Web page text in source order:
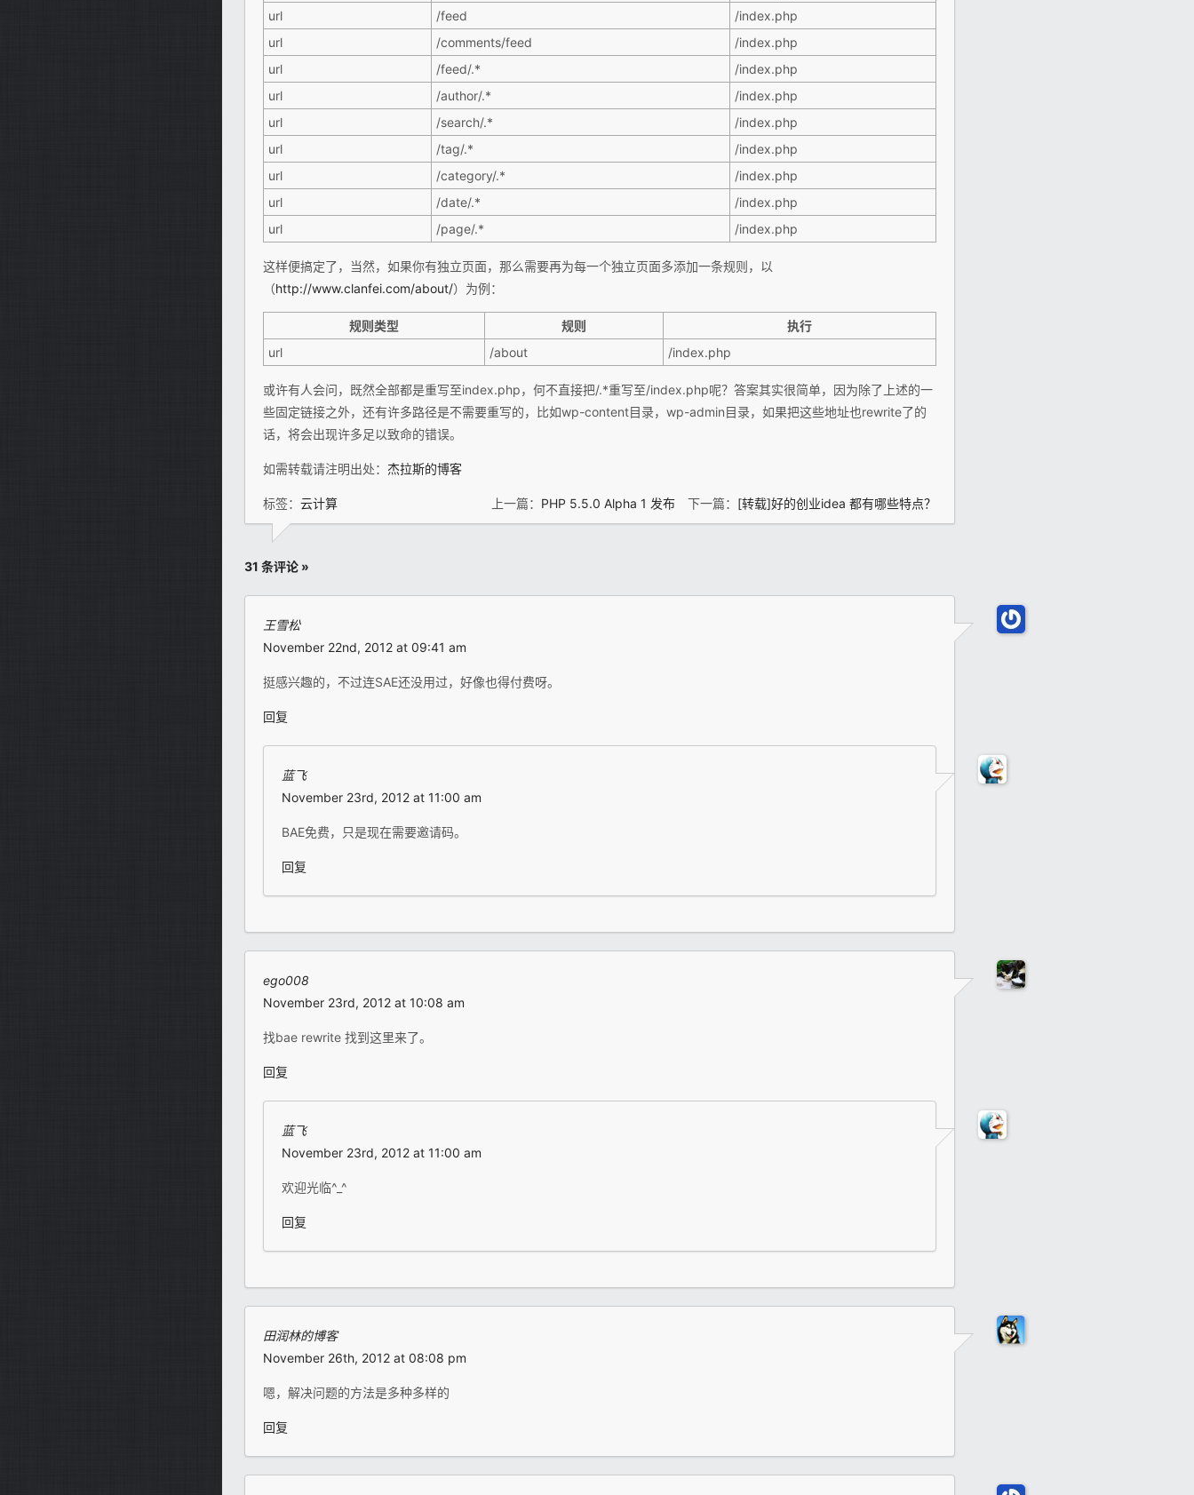
url
/feed
/index.php
url
/comments/feed
/index.php
url
/feed/.*
/index.php
url
/author/.*
/index.php
url
/search/.*
/index.php
url
/tag/.*
/index.php
url
/category/.*
/index.php
url
/date/.*
/index.php
url
/page/.* /index.php
这样便搞定了，当然，如果你有独立页面，那么需要再为每一个独立页面多添加一条规则，以
（http://www.clanfei.com/about/）为例：
规则类型 规则
执行
url
/about /index.php
或许有人会问，既然全部都是重写至index.php，何不直接把/.*重写至/index.php呢？答案其实很简单，因为除了上述的一
些固定链接之外，还有许多路径是不需要重写的，比如wp-content目录，wp-admin目录，如果把这些地址也rewrite了的
话，将会出现许多足以致命的错误。
如需转载请注明出处： 杰拉斯的博客
标签： 云计算 上一篇： PHP 5.5.0 Alpha 1 发布 下一篇： [转载]好的创业idea 都有哪些特点？
31 条评论 »
王雪松
November 22nd, 2012 at 09:41 am
挺感兴趣的，不过连SAE还没用过，好像也得付费呀。
回复
蓝飞
November 23rd, 2012 at 11:00 am
BAE免费，只是现在需要邀请码。
回复
ego008
November 23rd, 2012 at 10:08 am
找bae rewrite 找到这里来了。
回复
蓝飞
November 23rd, 2012 at 11:00 am
欢迎光临^_^
回复
田润林的博客
November 26th, 2012 at 08:08 pm
嗯，解决问题的方法是多种多样的
回复